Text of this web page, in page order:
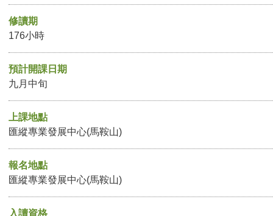
修讀期
176小時
預計開課日期
九月中旬
上課地點
匯縱專業發展中心(馬鞍山)
報名地點
匯縱專業發展中心(馬鞍山)
入讀資格